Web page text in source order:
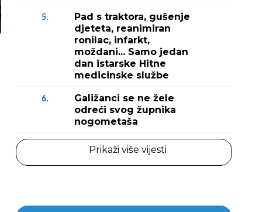
5.
Pad s traktora, gušenje
djeteta, reanimiran
ronilac, infarkt,
moždani... Samo jedan
dan istarske Hitne
medicinske službe
6.
Galižanci se ne žele
odreći svog župnika
nogometaša
Prikaži više vijesti